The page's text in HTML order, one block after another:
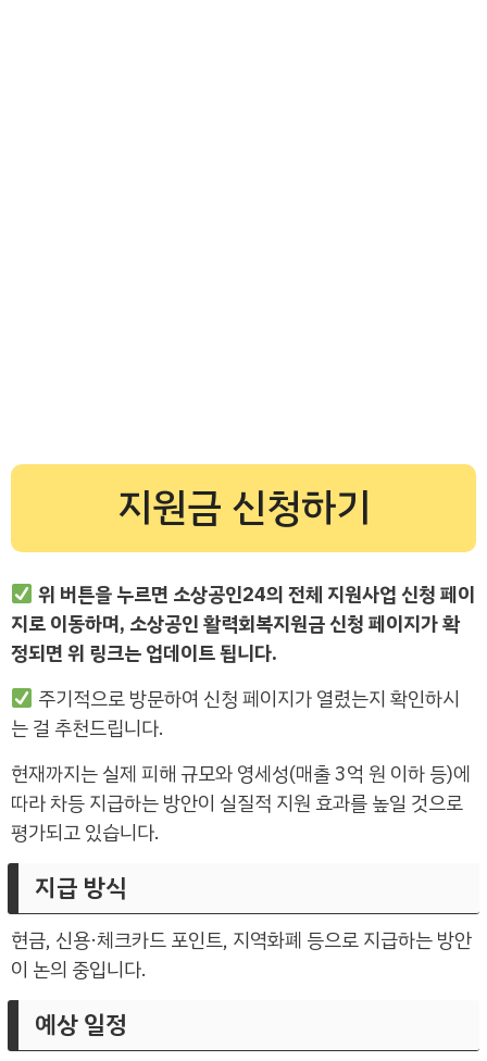
지원금 신청하기
위 버튼을 누르면 소상공인24의 전체 지원사업 신청 페이
지로 이동하며, 소상공인 활력회복지원금 신청 페이지가 확
정되면 위 링크는 업데이트 됩니다.
주기적으로 방문하여 신청 페이지가 열렸는지 확인하시
는 걸 추천드립니다.
현재까지는 실제 피해 규모와 영세성(매출 3억 원 이하 등)에
따라 차등 지급하는 방안이 실질적 지원 효과를 높일 것으로
평가되고 있습니다.
지급 방식
현금, 신용·체크카드 포인트, 지역화폐 등으로 지급하는 방안
이 논의 중입니다.
예상 일정